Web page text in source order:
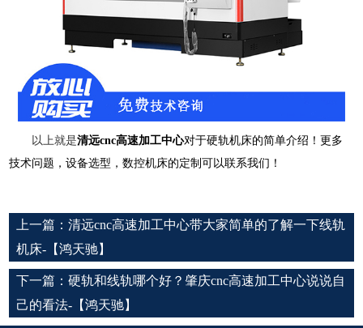
以上就是清远cnc高速加工中心对于硬轨机床的简单介绍！更多
技术问题，设备选型，数控机床的定制可以联系我们！
上一篇： 清远cnc高速加工中心带大家简单的了解一下线轨
机床-【鸿天驰】
下一篇： 硬轨和线轨哪个好？肇庆cnc高速加工中心说说自
己的看法-【鸿天驰】